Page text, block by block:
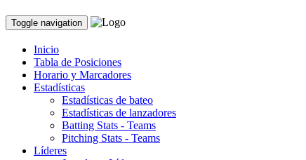
Toggle navigation
Inicio
Tabla de Posiciones
Horario y Marcadores
Estadísticas
Estadísticas de bateo
Estadísticas de lanzadores
Batting Stats - Teams
Pitching Stats - Teams
Líderes